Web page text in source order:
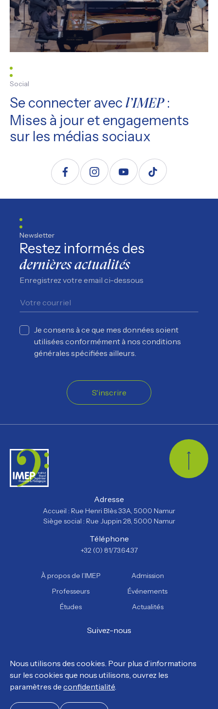
Social
Se connecter avec l’IMEP:
Mises à jour et engagements
sur les médias sociaux
Newsletter
Restez informés des
dernières actualités
Enregistrez votre email ci-dessous
Je consens à ce que mes données soient
utilisées conformément à nos conditions
générales spécifiées ailleurs.
S'inscrire
Adresse
Accueil : Rue Henri Blès 33A, 5000 Namur
Siège social : Rue Juppin 28, 5000 Namur
Téléphone
+32 (0) 81/73.64.37
À propos de l’IMEP
Professeurs
Études
Admission
Événements
Actualités
Suivez-nous
© Tous droits réservés, IMEP 2026.
Nous utilisons des cookies. Pour plus d’informations
sur les cookies que nous utilisons, ouvrez les
paramètres de confidentialité.